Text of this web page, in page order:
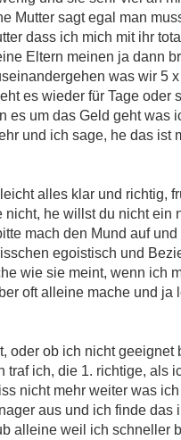
Mutter sagt egal man
dass ich mich mit ihr
Eltern meinen ja dann
was wir 5
es wieder für Tage oder
um das Geld geht was
und ich sage, he das ist
alles klar und richtig,
he willst du nicht ein
mach den Mund auf
egoistisch und
wie sie meint, wenn ich
oft alleine mache und ja
oder ob ich nicht
ich, die 1. richtige, als
nicht mehr weiter was
aus und ich finde das
alleine weil ich schneller